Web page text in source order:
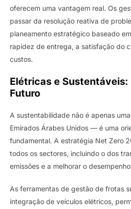
oferecem uma vantagem real. Os
passar da resolução reativa de
planeamento estratégico baseado
rapidez de entrega, a satisfação do
custos.
Elétricas e Sustentáveis:
Futuro
A sustentabilidade não é apenas
Emirados Árabes Unidos — é uma
fundamental. A estratégia Net Zero
todos os sectores, incluindo o dos
emissões e a melhorar o
As ferramentas de gestão de frotas
integração de veículos elétricos,